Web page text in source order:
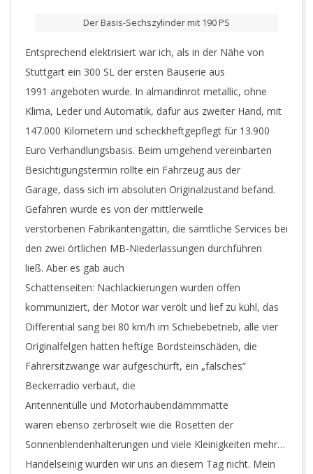
Der Basis-Sechszylinder mit 190 PS
Entsprechend elektrisiert war ich, als in der Nähe von
Stuttgart ein 300 SL der ersten Bauserie aus
1991 angeboten wurde. In almandinrot metallic, ohne
Klima, Leder und Automatik, dafür aus zweiter Hand, mit
147.000 Kilometern und scheckheftgepflegt für 13.900
Euro Verhandlungsbasis. Beim umgehend vereinbarten
Besichtigungstermin rollte ein Fahrzeug aus der
Garage, dass sich im absoluten Originalzustand befand.
Gefahren wurde es von der mittlerweile
verstorbenen Fabrikantengattin, die sämtliche Services bei
den zwei örtlichen MB-Niederlassungen durchführen
ließ. Aber es gab auch
Schattenseiten: Nachlackierungen wurden offen
kommuniziert, der Motor war verölt und lief zu kühl, das
Differential sang bei 80 km/h im Schiebebetrieb, alle vier
Originalfelgen hatten heftige Bordsteinschäden, die
Fahrersitzwange war aufgeschürft, ein „falsches“
Beckerradio verbaut, die
Antennentülle und Motorhaubendämmmatte
waren ebenso zerbröselt wie die Rosetten der
Sonnenblendenhalterungen und viele Kleinigkeiten mehr…
Handelseinig wurden wir uns an diesem Tag nicht. Mein